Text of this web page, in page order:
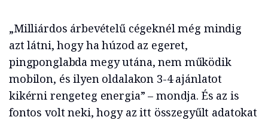
„Milliárdos árbevételű cégeknél még mindig
azt látni, hogy ha húzod az egeret,
pingponglabda megy utána, nem működik
mobilon, és ilyen oldalakon 3-4 ajánlatot
kikérni rengeteg energia” – mondja. És az is
fontos volt neki, hogy az itt összegyűlt adatokat